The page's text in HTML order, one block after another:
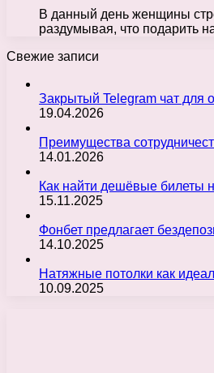
В данный день женщины
раздумывая, что подарить
Свежие записи
Закрытый Telegram чат
19.04.2026
Преимущества
14.01.2026
Как найти дешёвые билеты
15.11.2025
Фонбет предлагает
14.10.2025
Натяжные потолки как
10.09.2025